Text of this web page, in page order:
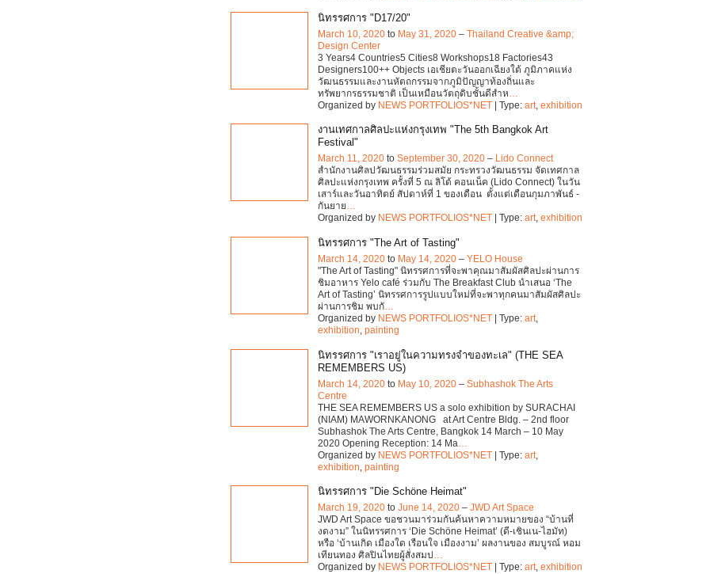
นิทรรศการ "D17/20"
March 10, 2020 to May 31, 2020 – Thailand Creative &amp;
Design Center
3 Years4 Countries5 Cities8 Workshops18 Factories43
Designers100++ Objects เอเชียตะวันออกเฉียงใต้ ภูมิภาคแห่ง
วัฒนธรรมและงานหัตถกรรมจากภูมิปัญญาท้องถิ่นและ
ทรัพยากรธรรมชาติ เป็นเหมือนวัตถุดิบชั้นดีสำห…
Organized by NEWS PORTFOLIOS*NET | Type: art, exhibition
งานเทศกาลศิลปะแห่งกรุงเทพ "The 5th Bangkok Art
Festival"
March 11, 2020 to September 30, 2020 – Lido Connect
สำนักงานศิลปวัฒนธรรมร่วมสมัย กระทรวงวัฒนธรรม จัดเทศกาล
ศิลปะแห่งกรุงเทพ ครั้งที่ 5 ณ ลิโด้ คอนเน็ค (Lido Connect) ในวัน
เสาร์และวันอาทิตย์ สัปดาห์ที่ 1 ของเดือน ตั้งแต่เดือนกุมภาพันธ์ -
กันยาย…
Organized by NEWS PORTFOLIOS*NET | Type: art, exhibition
นิทรรศการ "The Art of Tasting"
March 14, 2020 to May 14, 2020 – YELO House
"The Art of Tasting" นิทรรศการที่จะพาคุณมาสัมผัสศิลปะผ่านการ
ชิมอาหาร Yelo café ร่วมกับ The Breakfast Club นำเสนอ ‘The
Art of Tasting’ นิทรรศการรูปแบบใหม่ที่จะพาทุกคนมาสัมผัสศิลปะ
ผ่านการชิม พบกั…
Organized by NEWS PORTFOLIOS*NET | Type: art,
exhibition, painting
นิทรรศการ "เราอยู่ในความทรงจำของทะเล" (THE SEA
REMEMBERS US)
March 14, 2020 to May 10, 2020 – Subhashok The Arts
Centre
THE SEA REMEMBERS US a solo exhibition by SURACHAI
(NIAM) MAWORNKANONG at Art Centre Bldg. – 2nd floor
Subhashok The Arts Centre, Bangkok 14 March – 10 May
2020 Opening Reception: 14 Ma
Organized by NEWS PORTFOLIOS*NET | Type: art
exhibition painting
นิทรรศการ "Die Schöne Heimat"
March 19, 2020 to June 14, 2020 – JWD Art Space
JWD Art Space ขอชวนมาร่วมกันค้นหาความหมายของ “บ้านที่
งดงาม” ในนิทรรศการ ‘Die Schöne Heimat’ (ดี-เชินเน-ไฮมัท)
หรือ ‘บ้านเกิด เมืองใด เรือนใจ เมืองงาม’ ผลงานของ สมบูรณ์ หอม
เทียนทอง ศิลปินไทยผู้สั่งสมป …
Organized by NEWS PORTFOLIOS*NET | Type: art, exhibition